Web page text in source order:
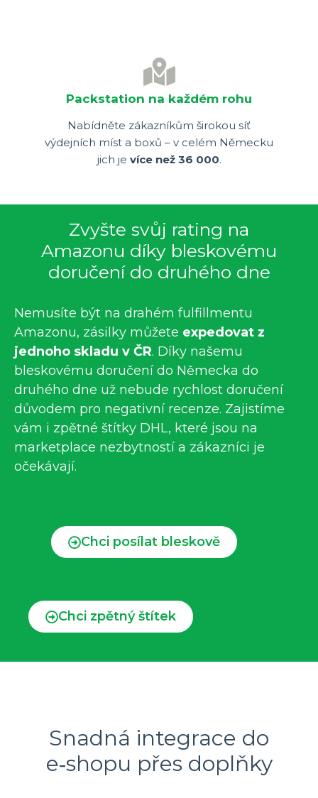
Packstation na každém rohu
Nabídněte zákazníkům širokou síť
výdejních míst a boxů – v celém Německu
jich je více než 36 000.
Zvyšte svůj rating na
Amazonu díky bleskovému
doručení do druhého dne
Nemusíte být na drahém fulfillmentu
Amazonu, zásilky můžete expedovat z
jednoho skladu v ČR. Díky našemu
bleskovému doručení do Německa do
druhého dne už nebude rychlost doručení
důvodem pro negativní recenze. Zajistíme
vám i zpětné štítky DHL, které jsou na
marketplace nezbytností a zákazníci je
očekávají.
Chci posílat bleskově
Chci zpětný štítek
Snadná integrace do
e‑shopu přes doplňky